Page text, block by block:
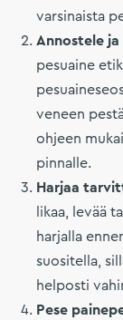
varsinaista
Annostele ja
pesuaine
veneen
ohjeen
pinnalle.
Harjaa
likaa, levää
harjalla
suositella,
helposti
Pese